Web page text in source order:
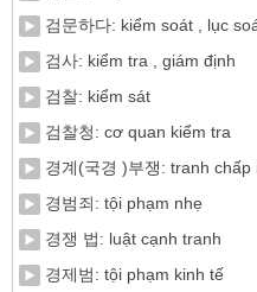
검문하다: kiểm soát , lục
검사: kiểm tra , giám định
검찰: kiểm sát
검찰청: cơ quan kiểm tra
경계(국경 )부쟁: tranh
경범죄: tội phạm nhẹ
경쟁 법: luật cạnh tranh
경제범: tội phạm kinh tế